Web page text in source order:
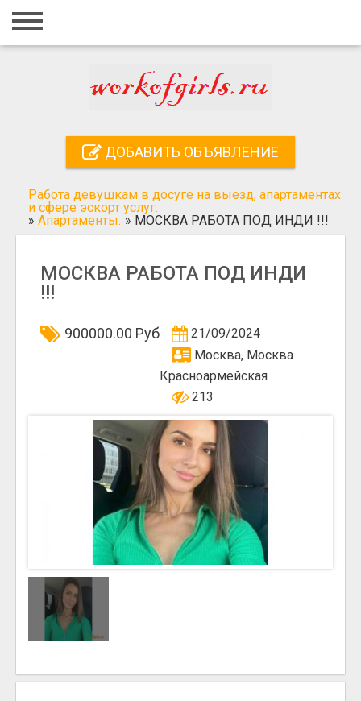
Главная
Регистрация
Добавить объявление
Поиск
ДОБАВИТЬ ОБЪЯВЛЕНИЕ
Работа девушкам в досуге на выезд, апартаментах
и сфере эскорт услуг.
» Апартаменты. » МОСКВА РАБОТА ПОД ИНДИ !!!
МОСКВА РАБОТА ПОД ИНДИ
!!!
900000.00 Руб
21/09/2024
Москва, Москва
Красноармейская
213